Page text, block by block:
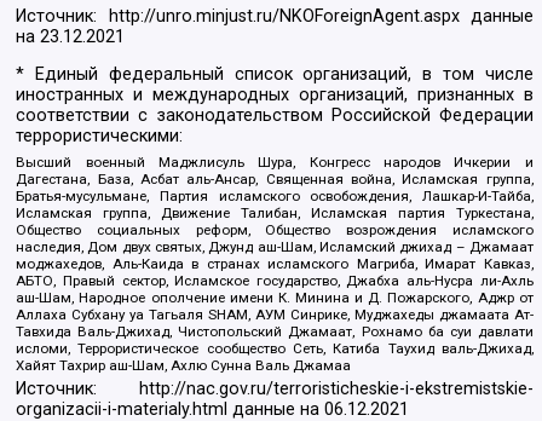
Источник: http://unro.minjust.ru/NKOForeignAgent.aspxданные
на23.12.2021
* Единый федеральный список организаций, в том числе
иностранных и международных организаций, признанных в
соответствии с законодательством Российской Федерации
террористическими:
Высший военный Маджлисуль Шура, Конгресс народов Ичкерии и
Дагестана, База, Асбат аль-Ансар, Священная война, Исламская группа,
Братья-мусульмане, Партия исламского освобождения, Лашкар-И-Тайба,
Исламская группа, Движение Талибан, Исламская партия Туркестана,
Общество социальных реформ, Общество возрождения исламского
наследия, Дом двух святых, Джунд аш-Шам, Исламский джихад – Джамаат
моджахедов, Аль-Каида в странах исламского Магриба, Имарат Кавказ,
АБТО, Правый сектор, Исламское государство, Джабха аль-Нусра ли-Ахль
аш-Шам, Народное ополчение имени К. Минина и Д. Пожарского, Аджр от
Аллаха Субхану уа Тагьаля SHAM, АУМ Синрике, Муджахеды джамаата Ат-
Тавхида Валь-Джихад, Чистопольский Джамаат, Рохнамо ба суи давлати
исломи, Террористическое сообщество Сеть, Катиба Таухид валь-Джихад,
Хайят Тахрир аш-Шам, Ахлю Сунна Валь Джамаа
Источник:
http://nac.gov.ru/terroristicheskie-i-ekstremistskie-
organizacii-i-materialy.html данные на06.12.2021